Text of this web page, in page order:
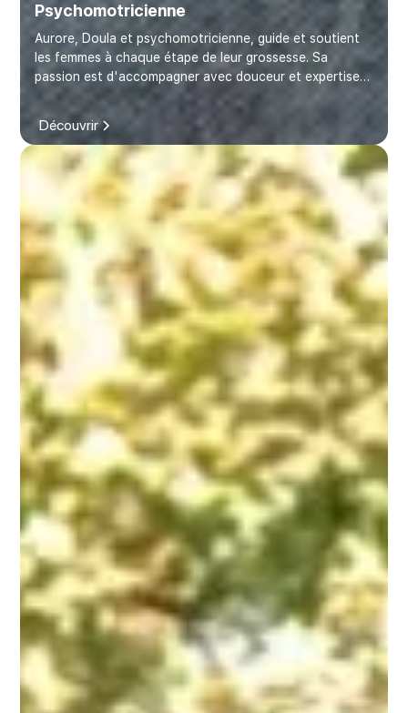
Psychomotricienne
Aurore, Doula et psychomotricienne, guide et soutient
les femmes à chaque étape de leur grossesse. Sa
passion est d'accompagner avec douceur et expertise,
favorisant un bien-être physique et émotionnel.
Découvrir